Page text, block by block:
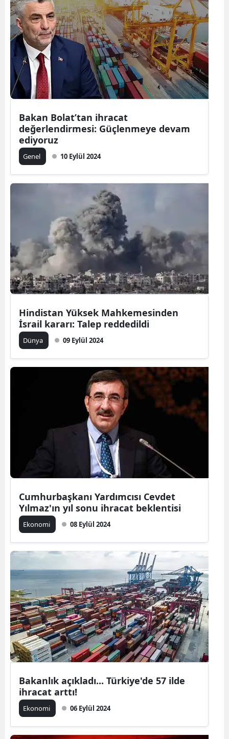
Samsun
Siirt
Sinop
Sivas
Tekirdağ
Şanlıurfa
Yozgat
Aksaray
Batman
Şırnak
Bartın
Yalova
Osmaniye
Düzce
Bakan Bolat’tan ihracat
değerlendirmesi: Güçlenmeye devam
ediyoruz
Genel 10 Eylül 2024
Hindistan Yüksek Mahkemesinden
İsrail kararı: Talep reddedildi
Dünya 09 Eylül 2024
Cumhurbaşkanı Yardımcısı Cevdet
Yılmaz'ın yıl sonu ihracat beklentisi
Ekonomi 08 Eylül 2024
Bakanlık açıkladı... Türkiye'de 57 ilde
ihracat arttı!
Ekonomi 06 Eylül 2024